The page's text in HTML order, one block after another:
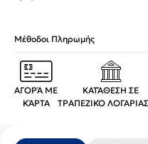
Μέθοδοι Πληρωμής
ΑΓΟΡΆ ΜΕ
ΚΆΡΤΑ
ΚΑΤΆΘΕΣΗ ΣΕ
ΤΡΑΠΕΖΙΚΌ